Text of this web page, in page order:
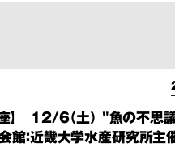
】 12/6（土） "魚の不思
館：近畿大学水産研究所主催